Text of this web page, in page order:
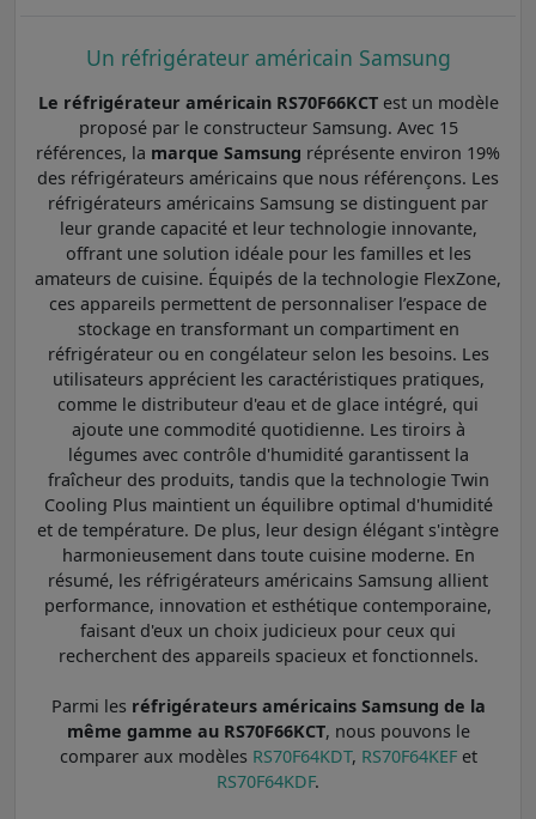
Un réfrigérateur américain Samsung
Le réfrigérateur américain RS70F66KCTest un modèle
proposé par le constructeur Samsung. Avec 15
références, la marque Samsung réprésente environ 19%
des réfrigérateurs américains que nous référençons. Les
réfrigérateurs américains Samsung se distinguent par
leur grande capacité et leur technologie innovante,
offrant une solution idéale pour les familles et les
amateurs de cuisine. Équipés de la technologie FlexZone,
ces appareils permettent de personnaliser l’espace de
stockage en transformant un compartiment en
réfrigérateur ou en congélateur selon les besoins. Les
utilisateurs apprécient les caractéristiques pratiques,
comme le distributeur d'eau et de glace intégré, qui
ajoute une commodité quotidienne. Les tiroirs à
légumes avec contrôle d'humidité garantissent la
fraîcheur des produits, tandis que la technologie Twin
Cooling Plus maintient un équilibre optimal d'humidité
et de température. De plus, leur design élégant s'intègre
harmonieusement dans toute cuisine moderne. En
résumé, les réfrigérateurs américains Samsung allient
performance, innovation et esthétique contemporaine,
faisant d'eux un choix judicieux pour ceux qui
recherchent des appareils spacieux et fonctionnels.
Parmi les réfrigérateurs américains Samsung de la
même gamme au RS70F66KCT, nous pouvons le
comparer aux modèles RS70F64KDT, RS70F64KEFet
RS70F64KDF.